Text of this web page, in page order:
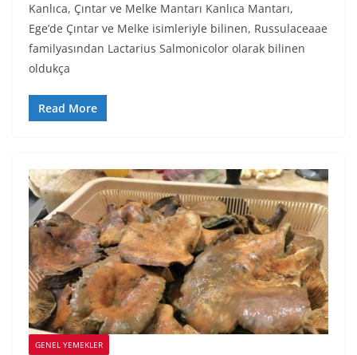
Kanlıca, Çıntar ve Melke Mantarı Kanlıca Mantarı,
Ege’de Çıntar ve Melke isimleriyle bilinen, Russulaceaae
familyasından Lactarius Salmonicolor olarak bilinen
oldukça
Read More
GENEL YEMEKLER